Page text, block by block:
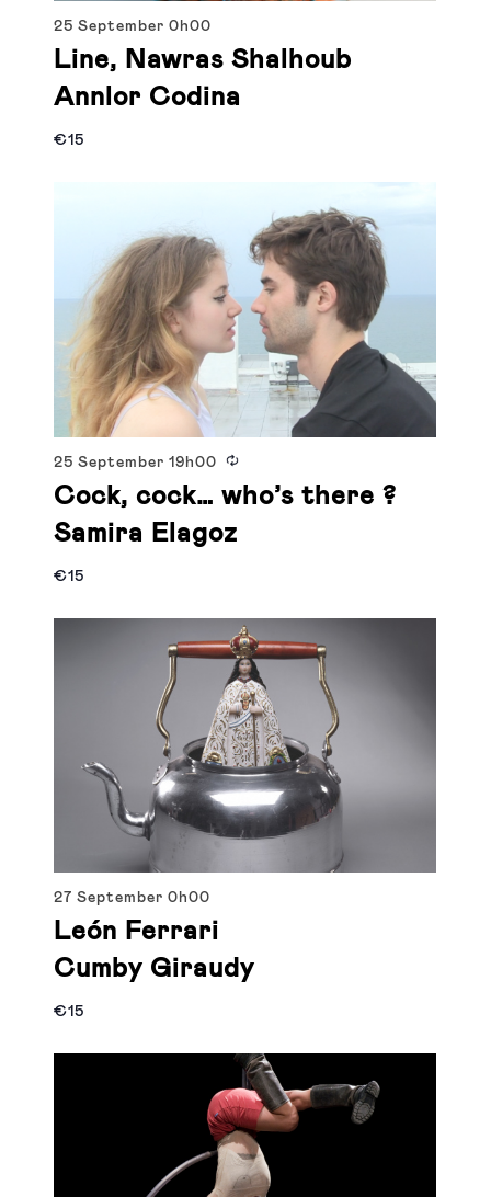
25 September0h00
Line, Nawras Shalhoub
Annlor Codina
€15
25 September19h00
Cock, cock… who’s there ?
Samira Elagoz
€15
27 September0h00
León Ferrari
Cumby Giraudy
€15